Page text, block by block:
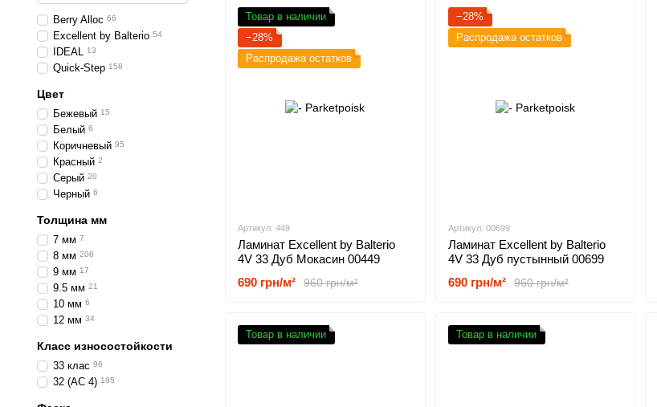
Товар в наличии
−28%
Распродажа остатков
Артикул: 449
Ламинат Excellent by Balterio
4V 33 Дуб Мокасин 00449
960 грн/м²
690 грн/м²
−28%
Распродажа остатков
Артикул: 00699
Ламинат Excellent by Balterio
4V 33 Дуб пустынный 00699
960 грн/м²
690 грн/м²
Товар в наличии Товар в наличии
Berry Alloc 66
Excellent by Balterio 54
IDEAL 13
Quick-Step 158
Цвет
Бежевый 15
Белый 6
Коричневый 95
Красный 2
Серый 20
Черный 6
Толщина мм
7 мм 7
8 мм 206
9 мм 17
9.5 мм 21
10 мм 6
12 мм 34
Класс износостойкости
33 клас 96
32 (АС 4) 195